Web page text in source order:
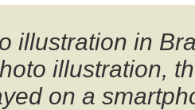
illustration in
illustration,
on a